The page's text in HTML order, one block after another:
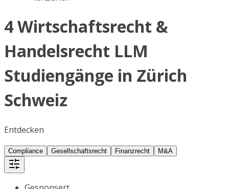
4 Wirtschaftsrecht &
Handelsrecht LLM
Studiengänge in Zürich
Schweiz
Entdecken
Compliance Gesellschaftsrecht Finanzrecht M&A